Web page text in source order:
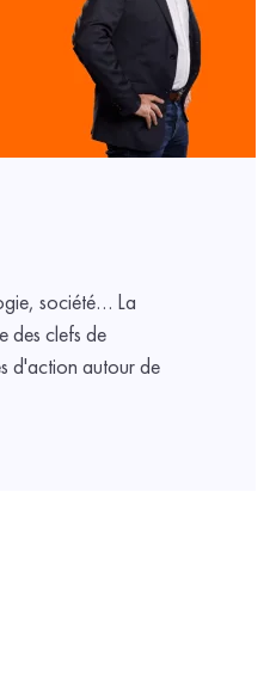
société… La
des clefs de
d'action autour de